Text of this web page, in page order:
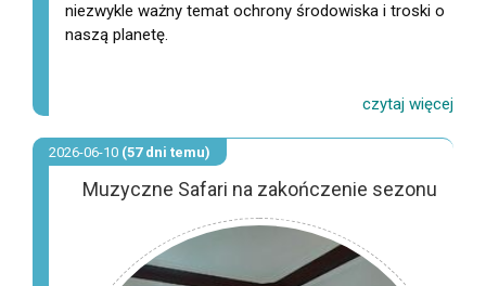
niezwykle ważny temat ochrony środowiska i troski o
naszą planetę.
Muzyczne Safari na zakończenie sezonu
2026-06-10 (57 dni temu)